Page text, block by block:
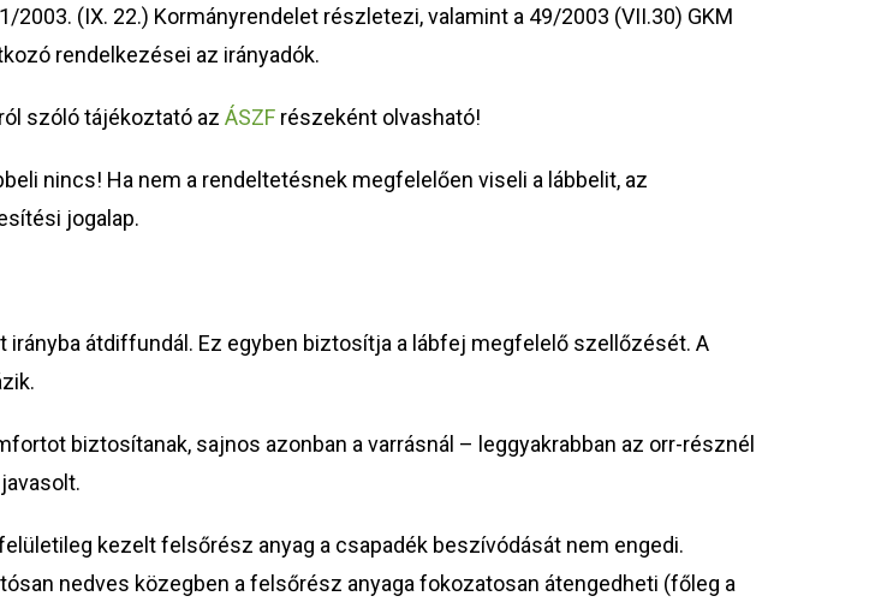
(IX. 22.) Kormányrendelet részletezi, valamint a 49/2003 (VII.30) GKM
rendelkezései az irányadók.
szóló tájékoztató az ÁSZF részeként olvasható!
nincs! Ha nem a rendeltetésnek megfelelően viseli a lábbelit, az
jogalap.
átdiffundál. Ez egyben biztosítja a lábfej megfelelő szellőzését. A
biztosítanak, sajnos azonban a varrásnál – leggyakrabban az orr-résznél
kezelt felsőrész anyag a csapadék beszívódását nem engedi.
nedves közegben a felsőrész anyaga fokozatosan átengedheti (főleg a